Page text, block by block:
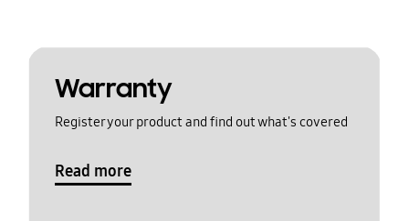
Warranty
Register your product and find out what's covered
Read more